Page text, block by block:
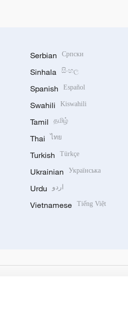
Serbian Српски
Sinhala සිංහල
Spanish Español
Swahili Kiswahili
Tamil தமிழ்
Thai ไทย
Turkish Türkçe
Ukrainian Українська
Urdu اردو
Vietnamese Tiếng Việt